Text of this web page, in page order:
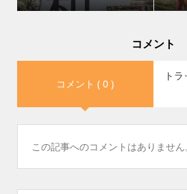
コメント
コメント ( 0 )
ト
この記事へのコメントはありません